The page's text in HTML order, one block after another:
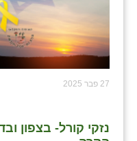
27 פבר 2025
נזקי קורל- בצפון
יקנעם
כפר אביב